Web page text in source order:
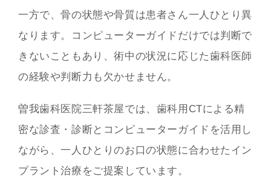
一方で、骨の状態や骨質は患者さん一人ひとり異
なります。コンピューターガイドだけでは判断で
きないこともあり、術中の状況に応じた歯科医師
の経験や判断力も欠かせません。
曽我歯科医院三軒茶屋では、歯科用CTによる精
密な診査・診断とコンピューターガイドを活用し
ながら、一人ひとりのお口の状態に合わせたイン
プラント治療をご提案しています。